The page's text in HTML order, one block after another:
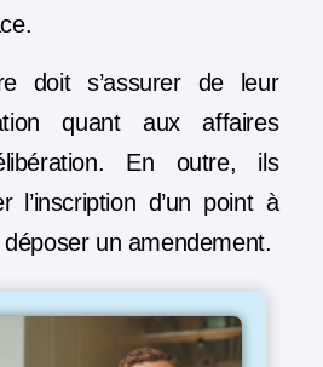
doit s’assurer de leur
quant aux affaires
En outre, ils
l’inscription d’un point à
déposer un amendement.